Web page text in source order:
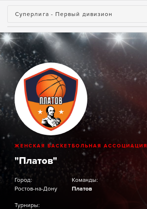
Суперлига - Первый дивизион
ЖЕНСКАЯ БАСКЕТБОЛЬНАЯ АССОЦИАЦИЯ
"Платов"
Город:
Ростов-на-Дону
Команды:
Платов
Турниры: